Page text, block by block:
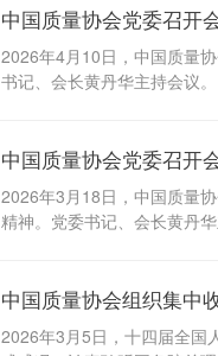
规范运行行为、凝聚奋进力
融入国家发展大局和行业整
强调，党的...
中国质量协会党委召开
2026年4月10日，中国质量
书记、会长黄丹华主持会议
化于心外化于行。要始终坚
正确政绩观贯穿协会转型发
中国质量协会党委召开
2026年3月18日，中国质量
精神。党委书记、会长黄丹
反面典型案例中深刻汲取教
筑牢中央八项规定堤坝，持
中国质量协会组织集中
2026年3月5日，十四届全国